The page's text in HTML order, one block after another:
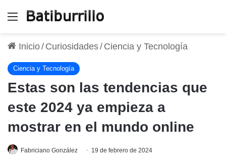
Menú
Inicio/ Curiosidades/ Ciencia y Tecnología
Ciencia y Tecnología
Estas son las tendencias que
este 2024 ya empieza a
mostrar en el mundo online
Fabriciano González 19 de febrero de 2024